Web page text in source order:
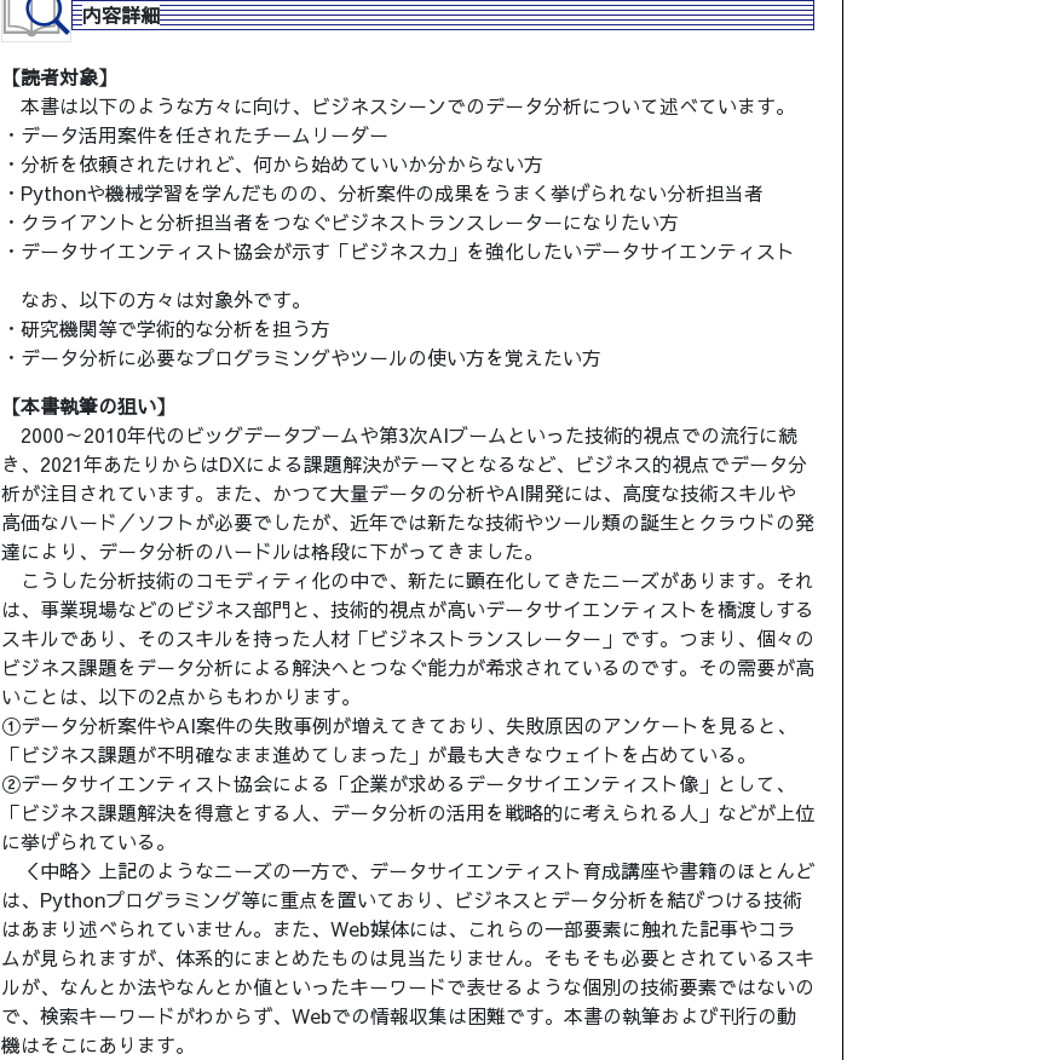
内容詳細
【読者対象】
本書は以下のような方々に向け、ビジネスシーンでのデータ分析について述べています。
・データ活用案件を任されたチームリーダー
・分析を依頼されたけれど、何から始めていいか分からない方
・Pythonや機械学習を学んだものの、分析案件の成果をうまく挙げられない分析担当者
・クライアントと分析担当者をつなぐビジネストランスレーターになりたい方
・データサイエンティスト協会が示す「ビジネス力」を強化したいデータサイエンティスト
なお、以下の方々は対象外です。
・研究機関等で学術的な分析を担う方
・データ分析に必要なプログラミングやツールの使い方を覚えたい方
【本書執筆の狙い】
2000～2010年代のビッグデータブームや第3次AIブームといった技術的視点での流行に続
き、2021年あたりからはDXによる課題解決がテーマとなるなど、ビジネス的視点でデータ分
析が注目されています。また、かつて大量データの分析やAI開発には、高度な技術スキルや
高価なハード／ソフトが必要でしたが、近年では新たな技術やツール類の誕生とクラウドの発
達により、データ分析のハードルは格段に下がってきました。
こうした分析技術のコモディティ化の中で、新たに顕在化してきたニーズがあります。それ
は、事業現場などのビジネス部門と、技術的視点が高いデータサイエンティストを橋渡しする
スキルであり、そのスキルを持った人材「ビジネストランスレーター」です。つまり、個々の
ビジネス課題をデータ分析による解決へとつなぐ能力が希求されているのです。その需要が高
いことは、以下の2点からもわかります。
①データ分析案件やAI案件の失敗事例が増えてきており、失敗原因のアンケートを見ると、
「ビジネス課題が不明確なまま進めてしまった」が最も大きなウェイトを占めている。
②データサイエンティスト協会による「企業が求めるデータサイエンティスト像」として、
「ビジネス課題解決を得意とする人、データ分析の活用を戦略的に考えられる人」などが上位
に挙げられている。
＜中略＞上記のようなニーズの一方で、データサイエンティスト育成講座や書籍のほとんど
は、Pythonプログラミング等に重点を置いており、ビジネスとデータ分析を結びつける技術
はあまり述べられていません。また、Web媒体には、これらの一部要素に触れた記事やコラ
ムが見られますが、体系的にまとめたものは見当たりません。そもそも必要とされているスキ
ルが、なんとか法やなんとか値といったキーワードで表せるような個別の技術要素ではないの
で、検索キーワードがわからず、Webでの情報収集は困難です。本書の執筆および刊行の動
機はそこにあります。